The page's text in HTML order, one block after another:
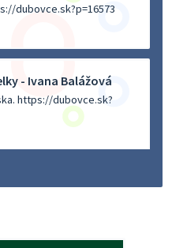
dubovce.sk?p=16573
- Ivana Balážová
https://dubovce.sk?
dovolenky. Akútne